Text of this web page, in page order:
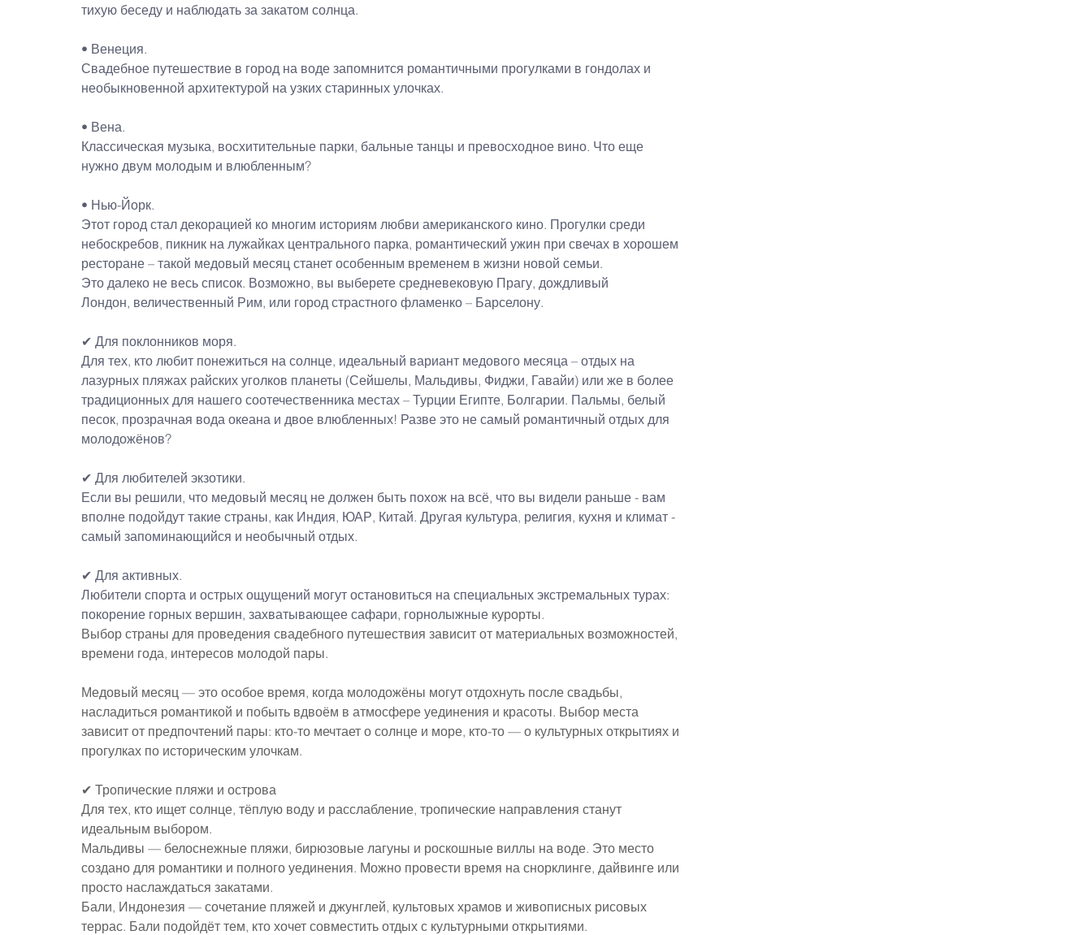
тихую беседу и наблюдать за закатом солнца.
• Венеция.
Свадебное путешествие в город на воде запомнится романтичными прогулками в гондолах и
необыкновенной архитектурой на узких старинных улочках.
• Вена.
Классическая музыка, восхитительные парки, бальные танцы и превосходное вино. Что еще
нужно двум молодым и влюбленным?
• Нью-Йорк.
Этот город стал декорацией ко многим историям любви американского кино. Прогулки среди
небоскребов, пикник на лужайках центрального парка, романтический ужин при свечах в хорошем
ресторане – такой медовый месяц станет особенным временем в жизни новой семьи.
Это далеко не весь список. Возможно, вы выберете средневековую Прагу, дождливый
Лондон, величественный Рим, или город страстного фламенко – Барселону.
✔ Для поклонников моря.
Для тех, кто любит понежиться на солнце, идеальный вариант медового месяца – отдых на
лазурных пляжах райских уголков планеты (Сейшелы, Мальдивы, Фиджи, Гавайи) или же в более
традиционных для нашего соотечественника местах – Турции Египте, Болгарии. Пальмы, белый
песок, прозрачная вода океана и двое влюбленных! Разве это не самый романтичный отдых для
молодожёнов?
✔ Для любителей экзотики.
Если вы решили, что медовый месяц не должен быть похож на всё, что вы видели раньше - вам
вполне подойдут такие страны, как Индия, ЮАР, Китай. Другая культура, религия, кухня и климат -
самый запоминающийся и необычный отдых.
✔ Для активных.
Любители спорта и острых ощущений могут остановиться на специальных экстремальных турах:
покорение горных вершин, захватывающее сафари, горнолыжные курорты.
Выбор страны для проведения свадебного путешествия зависит от материальных возможностей,
времени года, интересов молодой пары.
Медовый месяц — это особое время, когда молодожёны могут отдохнуть после свадьбы,
насладиться романтикой и побыть вдвоём в атмосфере уединения и красоты. Выбор места
зависит от предпочтений пары: кто-то мечтает о солнце и море, кто-то — о культурных открытиях и
прогулках по историческим улочкам.
✔ Тропические пляжи и острова
Для тех, кто ищет солнце, тёплую воду и расслабление, тропические направления станут
идеальным выбором.
Мальдивы — белоснежные пляжи, бирюзовые лагуны и роскошные виллы на воде. Это место
создано для романтики и полного уединения. Можно провести время на снорклинге, дайвинге или
просто наслаждаться закатами.
Бали, Индонезия — сочетание пляжей и джунглей, культовых храмов и живописных рисовых
террас. Бали подойдёт тем, кто хочет совместить отдых с культурными открытиями.